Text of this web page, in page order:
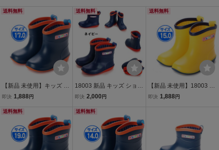
送料無料
【新品 未使用】キッズ 長
靴 ネイビー 17.0cm 紺 18
即決 1,888円
送料無料
18003 新品 キッズ ショー
ト レインブーツ ネイビー
長靴 防水 防滑底 バイカラ
ー カラフル マット調 星型
模様
即決 2,000 円
送料無料
【新品 未使用】18003 キ
ッズ 長靴 イエロー 15.0c
即決 1,888円
送料無料 送料無料